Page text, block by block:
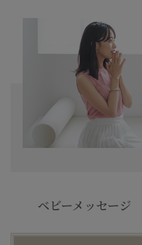
ベビーメッセー